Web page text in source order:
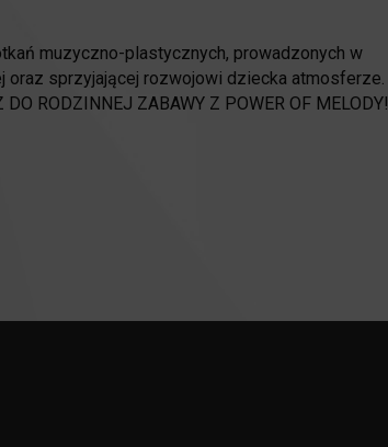
muzyczno-plastycznych, prowadzonych w
oraz sprzyjającej rozwojowi dziecka atmosferze.
RODZINNEJ ZABAWY Z POWER OF MELODY!